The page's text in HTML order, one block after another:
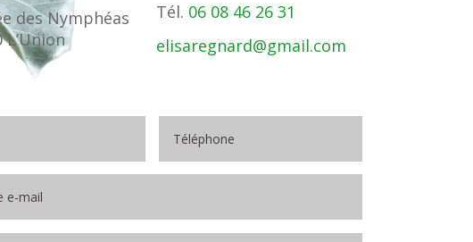
des Nymphéas
L’Union
Tél. 06 08 46 26 31
elisaregnard@gmail.com